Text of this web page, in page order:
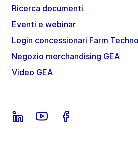
Ricerca documenti
Eventi e webinar
Login concessionari Farm
Negozio merchandising GEA
Video GEA